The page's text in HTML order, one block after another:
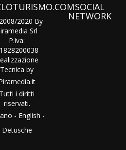
2020 By
Srl
P.iva:
Tecnica by
.it
Tutti i diritti
riservati.
- English -
Detusche
SOCIAL
NETWORK